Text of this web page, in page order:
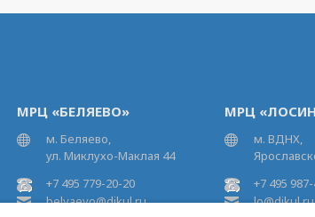
МРЦ «БЕЛЯЕВО»
м. Беляево,
ул. Миклухо-Маклая 44
+7 495 779-20-20
belyaevo@dikul.ru
МРЦ
м. ВДНХ,
+7 495
lo@dikul.ru